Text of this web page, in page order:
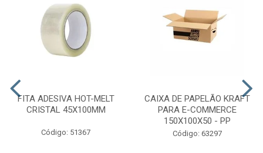
FITA ADESIVA HOT-MELT
CRISTAL 45X100MM
Código: 51367
CAIXA DE PAPELÃO KRAFT
PARA E-COMMERCE
150X100X50 - PP
Código: 63297